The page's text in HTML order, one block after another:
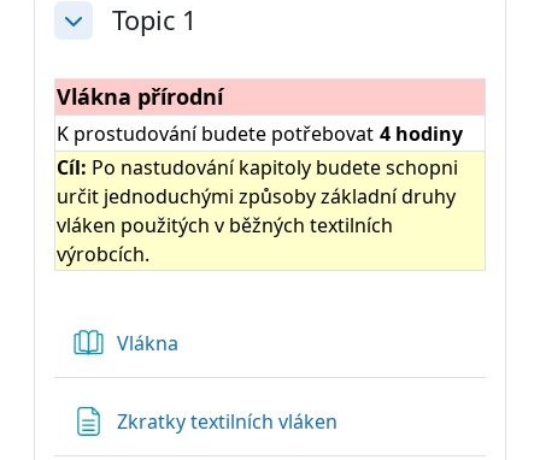
Sbalit Topic 1
Vlákna přírodní
K prostudování budete potřebovat 4 hodiny
Cíl: Po nastudování kapitoly budete schopni
určit jednoduchými způsoby základní druhy
vláken použitých v běžných textilních
výrobcích.
Vlákna
Zkratky textilních vláken